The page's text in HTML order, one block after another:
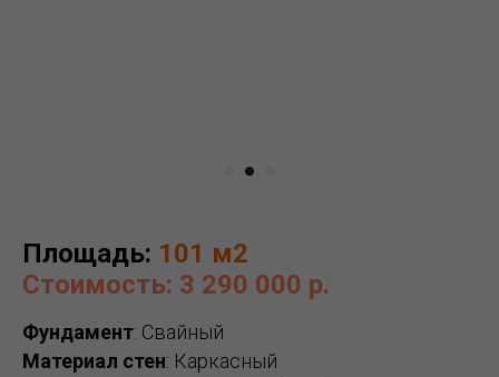
Площадь: 101 м2
Стоимость: 3 290 000 р.
Фундамент: Свайный
Материал стен: Каркасный